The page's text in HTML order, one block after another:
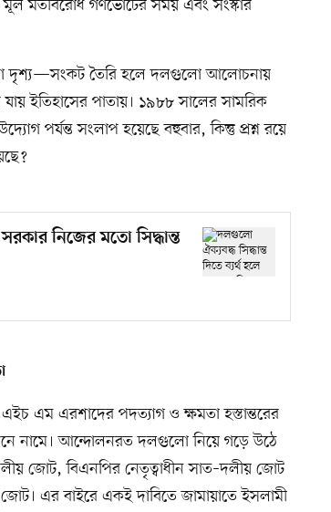
মূল মতবিরোধ গণভোটের সময় এবং সংস্কার
দৃশ্য—সংকট তৈরি হলে দলগুলো আলোচনায়
ইতিহাসের পাতায়। ১৯৮৮ সালের সামরিক
পর্যন্ত সংলাপ হয়েছে বহুবার, কিন্তু প্রশ্ন রয়ে
নিজের মতো সিদ্ধান্ত
এম এরশাদের পদত্যাগ ও ক্ষমতা হস্তান্তরের
নামে। আন্দোলনরত দলগুলো নিয়ে গড়ে উঠে
জোট, বিএনপির নেতৃত্বাধীন সাত–দলীয় জোট
এর বাইরে একই দাবিতে জামায়াতে ইসলামী